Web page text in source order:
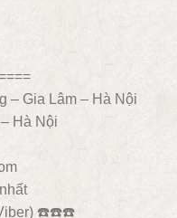
– Gia Lâm – Hà Nội
Hà Nội
☎️☎️☎️